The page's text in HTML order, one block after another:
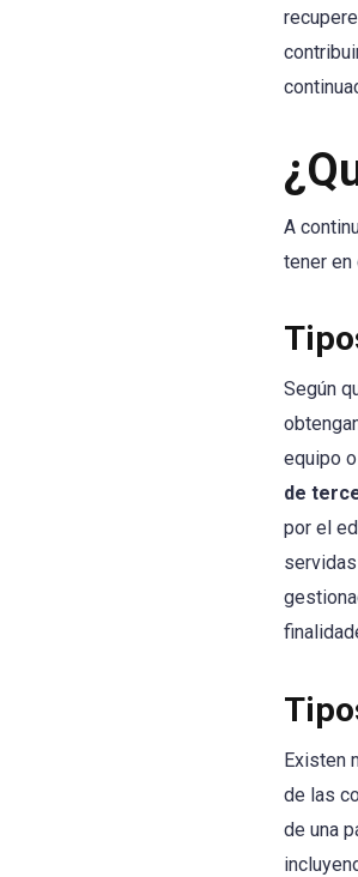
A
tener en
Según
equipo
de
por el
Existen
de las
de una